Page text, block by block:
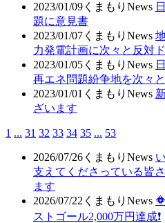
2023/01/09 くまもりNews
題に意見書
2023/01/07 くまもりNews
力発電計画に次々と反対
2023/01/05 くまもりNews
再エネ問題紛争地を次々
2023/01/01 くまもりNews
ざいます
1 ... 31 32 33 34 35 ... 53
2026/07/26 くまもりNews
支えてくださっている皆
ます
2026/07/22 くまもりNews
ストゴール2,000万円達成❗